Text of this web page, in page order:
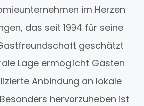
im Herzen
das seit 1994 für seine
geschätzt
Lage ermöglicht Gästen
Anbindung an lokale
hervorzuheben ist